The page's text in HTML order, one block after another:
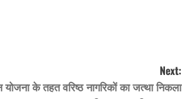
Next:
योजना के तहत वरिष्ठ नागरिकों का जत्था निकला